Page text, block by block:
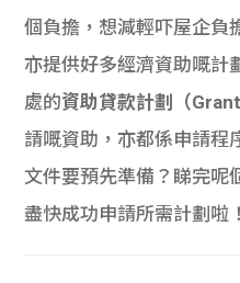
個負擔，想減輕吓屋企負
亦提供好多經濟資助嘅計
處的資助貸款計劃（
請嘅資助，亦都係申請程
文件要預先準備？睇完呢
盡快成功申請所需計劃啦！